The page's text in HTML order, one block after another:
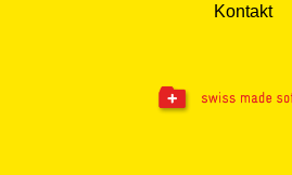
Kontakt